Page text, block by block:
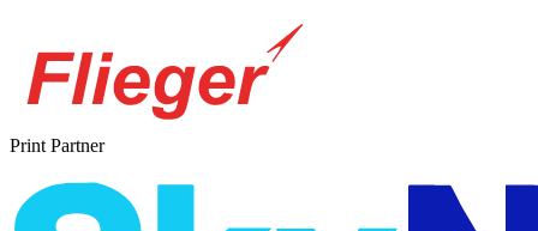
Print Partner